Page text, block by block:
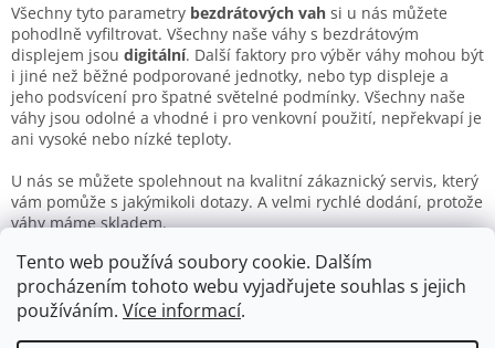
Tento web používá soubory cookie. Dalším
procházením tohoto webu vyjadřujete souhlas s jejich
používáním. Více informací.
Všechny tyto parametry bezdrátových vah si u nás můžete
pohodlně vyfiltrovat. Všechny naše váhy s bezdrátovým
displejem jsou digitální. Další faktory pro výběr váhy mohou být
i jiné než běžné podporované jednotky, nebo typ displeje a
jeho podsvícení pro špatné světelné podmínky. Všechny naše
váhy jsou odolné a vhodné i pro venkovní použití, nepřekvapí je
ani vysoké nebo nízké teploty.
U nás se můžete spolehnout na kvalitní zákaznický servis, který
vám pomůže s jakýmikoli dotazy. A velmi rychlé dodání, protože
váhy máme skladem.
Nabízíme také dalšíbalíkové váhys displejem připojeným
kabelem.